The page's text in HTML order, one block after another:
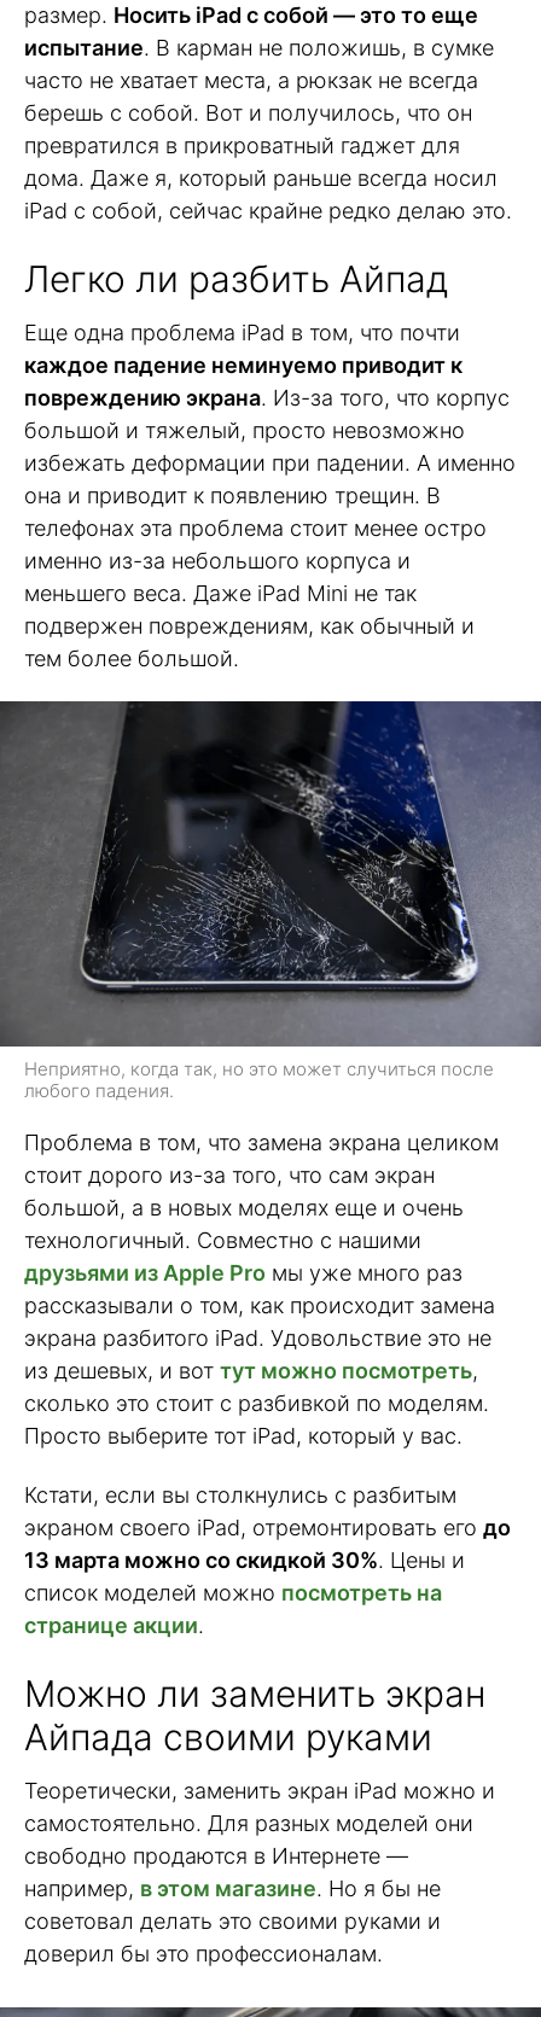
размер. Носить iPad с собой — это то еще
испытание. В карман не положишь, в сумке
часто не хватает места, а рюкзак не всегда
берешь с собой. Вот и получилось, что он
превратился в прикроватный гаджет для
дома. Даже я, который раньше всегда носил
iPad с собой, сейчас крайне редко делаю это.
Легко ли разбить Айпад
Еще одна проблема iPad в том, что почти
каждое падение неминуемо приводит к
повреждению экрана. Из-за того, что корпус
большой и тяжелый, просто невозможно
избежать деформации при падении. А именно
она и приводит к появлению трещин. В
телефонах эта проблема стоит менее остро
именно из-за небольшого корпуса и
меньшего веса. Даже iPad Mini не так
подвержен повреждениям, как обычный и
тем более большой.
Неприятно, когда так, но это может случиться после
любого падения.
Проблема в том, что замена экрана целиком
стоит дорого из-за того, что сам экран
большой, а в новых моделях еще и очень
технологичный. Совместно с нашими
друзьями из Apple Pro мы уже много раз
рассказывали о том, как происходит замена
экрана разбитого iPad. Удовольствие это не
из дешевых, и вот тут можно посмотреть,
сколько это стоит с разбивкой по моделям.
Просто выберите тот iPad, который у вас.
Кстати, если вы столкнулись с разбитым
экраном своего iPad, отремонтировать его до
13 марта можно со скидкой 30%. Цены и
список моделей можно посмотреть на
странице акции.
Можно ли заменить экран
Айпада своими руками
Теоретически, заменить экран iPad можно и
самостоятельно. Для разных моделей они
свободно продаются в Интернете —
например, в этом магазине. Но я бы не
советовал делать это своими руками и
доверил бы это профессионалам.